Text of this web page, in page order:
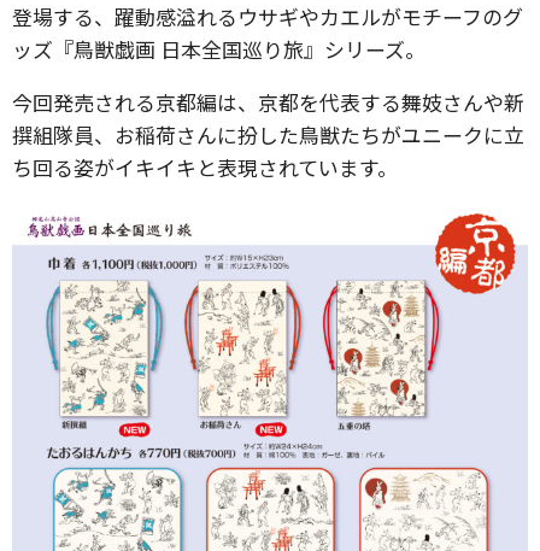
登場する、躍動感溢れるウサギやカエルがモチーフのグ
ッズ『鳥獣戯画 日本全国巡り旅』シリーズ。
今回発売される京都編は、京都を代表する舞妓さんや新
撰組隊員、お稲荷さんに扮した鳥獣たちがユニークに立
ち回る姿がイキイキと表現されています。